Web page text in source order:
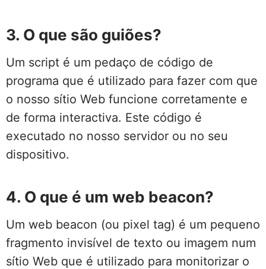
3. O que são guiões?
Um script é um pedaço de código de
programa que é utilizado para fazer com que
o nosso sítio Web funcione corretamente e
de forma interactiva. Este código é
executado no nosso servidor ou no seu
dispositivo.
4. O que é um web beacon?
Um web beacon (ou pixel tag) é um pequeno
fragmento invisível de texto ou imagem num
sítio Web que é utilizado para monitorizar o